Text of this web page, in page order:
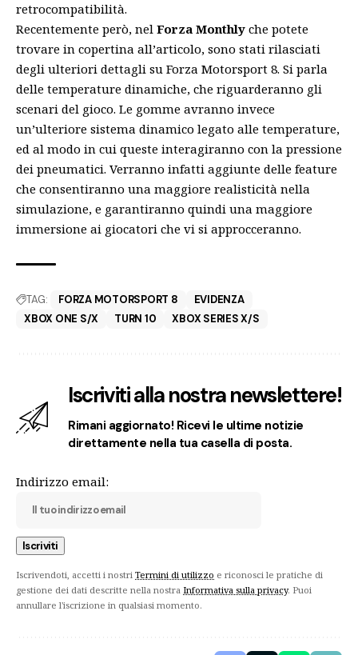
retrocompatibilità.
Recentemente però, nel Forza Monthly che potete
trovare in copertina all’articolo, sono stati rilasciati
degli ulteriori dettagli su Forza Motorsport 8. Si parla
delle temperature dinamiche, che riguarderanno gli
scenari del gioco. Le gomme avranno invece
un’ulteriore sistema dinamico legato alle temperature,
ed al modo in cui queste interagiranno con la pressione
dei pneumatici. Verranno infatti aggiunte delle feature
che consentiranno una maggiore realisticità nella
simulazione, e garantiranno quindi una maggiore
immersione ai giocatori che vi si approcceranno.
TAG: FORZA MOTORSPORT 8
EVIDENZA
XBOX ONE S/X
TURN 10 XBOX SERIES X/S
Iscriviti alla nostra newslettere!
Rimani aggiornato! Ricevi le ultime notizie
direttamente nella tua casella di posta.
Indirizzo email:
Iscrivendoti, accetti i nostri Termini di utilizzo e riconosci le pratiche di
gestione dei dati descritte nella nostra Informativa sulla privacy. Puoi
annullare l'iscrizione in qualsiasi momento.